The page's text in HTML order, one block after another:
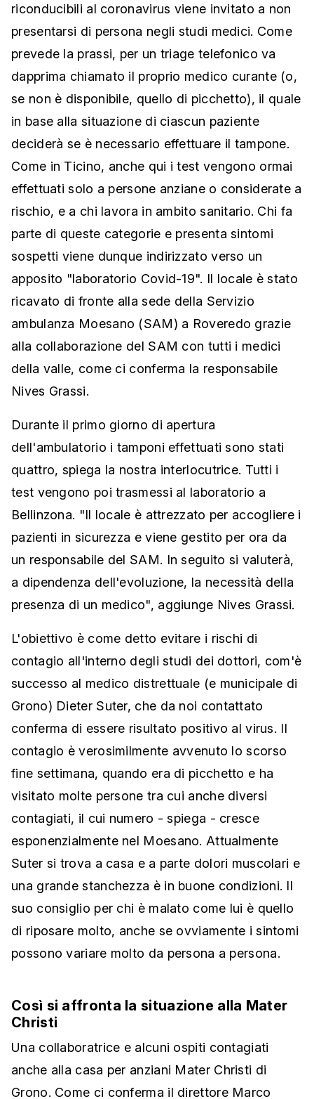
riconducibili al coronavirus viene invitato a non
presentarsi di persona negli studi medici. Come
prevede la prassi, per un triage telefonico va
dapprima chiamato il proprio medico curante (o,
se non è disponibile, quello di picchetto), il quale
in base alla situazione di ciascun paziente
deciderà se è necessario effettuare il tampone.
Come in Ticino, anche qui i test vengono ormai
effettuati solo a persone anziane o considerate a
rischio, e a chi lavora in ambito sanitario. Chi fa
parte di queste categorie e presenta sintomi
sospetti viene dunque indirizzato verso un
apposito "laboratorio Covid-19". Il locale è stato
ricavato di fronte alla sede della Servizio
ambulanza Moesano (SAM) a Roveredo grazie
alla collaborazione del SAM con tutti i medici
della valle, come ci conferma la responsabile
Nives Grassi.
Durante il primo giorno di apertura
dell'ambulatorio i tamponi effettuati sono stati
quattro, spiega la nostra interlocutrice. Tutti i
test vengono poi trasmessi al laboratorio a
Bellinzona. "Il locale è attrezzato per accogliere i
pazienti in sicurezza e viene gestito per ora da
un responsabile del SAM. In seguito si valuterà,
a dipendenza dell'evoluzione, la necessità della
presenza di un medico", aggiunge Nives Grassi.
L'obiettivo è come detto evitare i rischi di
contagio all'interno degli studi dei dottori, com'è
successo al medico distrettuale (e municipale di
Grono) Dieter Suter, che da noi contattato
conferma di essere risultato positivo al virus. Il
contagio è verosimilmente avvenuto lo scorso
fine settimana, quando era di picchetto e ha
visitato molte persone tra cui anche diversi
contagiati, il cui numero - spiega - cresce
esponenzialmente nel Moesano. Attualmente
Suter si trova a casa e a parte dolori muscolari e
una grande stanchezza è in buone condizioni. Il
suo consiglio per chi è malato come lui è quello
di riposare molto, anche se ovviamente i sintomi
possono variare molto da persona a persona.
Così si affronta la situazione alla Mater
Christi
Una collaboratrice e alcuni ospiti contagiati
anche alla casa per anziani Mater Christi di
Grono. Come ci conferma il direttore Marco